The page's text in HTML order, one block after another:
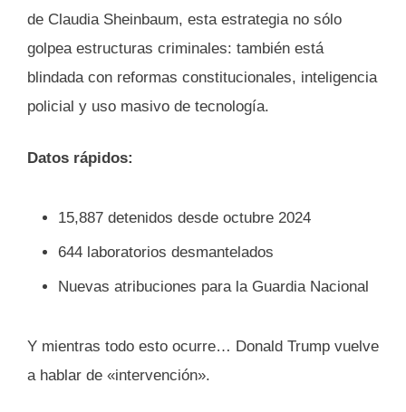
de Claudia Sheinbaum, esta estrategia no sólo
golpea estructuras criminales: también está
blindada con reformas constitucionales, inteligencia
policial y uso masivo de tecnología.
Datos rápidos:
15,887 detenidos desde octubre 2024
644 laboratorios desmantelados
Nuevas atribuciones para la Guardia Nacional
Y mientras todo esto ocurre… Donald Trump vuelve
a hablar de «intervención».